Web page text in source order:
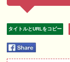
タイトルとURLをコピー